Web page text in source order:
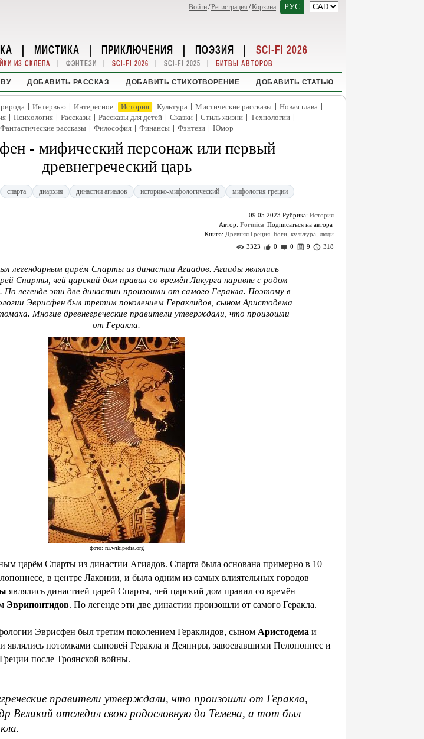
Войти/Регистрация /Корзина РУС
| МИСТИКА | ПРИКЛЮЧЕНИЯ | ПОЭЗИЯ | SCI-FI 2026
ИЗ СКЛЕПА | ФЭНТЕЗИ | SCI-FI 2026 | SCI-FI 2025 | БИТВЫ АВТОРОВ
ДОБАВИТЬ РАССКАЗ ДОБАВИТЬ СТИХОТВОРЕНИЕ ДОБАВИТЬ СТАТЬЮ
| Интервью | Интересное | История | Культура | Мистические рассказы | Новая глава |
| Психология | Рассказы | Рассказы для детей | Сказки | Стиль жизни | Технологии |
Фантастические рассказы | Философия | Финансы | Фэнтези | Юмор
- мифический персонаж или первый
древнегреческий царь
спарта диархия династии агиадов историко-мифологический мифология греции
09.05.2023 Рубрика: История
Автор: Formica
Книга: Древняя Греция. Боги, культура, люди
3323
0 0 9 318
легендарным царём Спарты из династии Агиадов. Агиады являлись
Спарты, чей царский дом правил со времён Ликурга наравне с родом
По легенде эти две династии произошли от самого Геракла. Поэтому в
Эврисфен был третим поколением Гераклидов, сыном Аристодема
Многие древнегреческие правители утверждали, что произошли
от Геракла.
фото: ru.wikipedia.org
царём Спарты из династии Агиадов. Спарта была основана примерно в 10
в центре Лаконии, и была одним из самых влиятельных городов
являлись династией царей Спарты, чей царский дом правил со времён
Эврипонтидов. По легенде эти две династии произошли от самого Геракла.
Эврисфен был третим поколением Гераклидов, сыном Аристодема и
являлись потомками сыновей Геракла и Деяниры, завоевавшими Пелопоннес и
после Троянской войны.
правители утверждали, что произошли от Геракла,
Великий отследил свою родословную до Темена, а тот был